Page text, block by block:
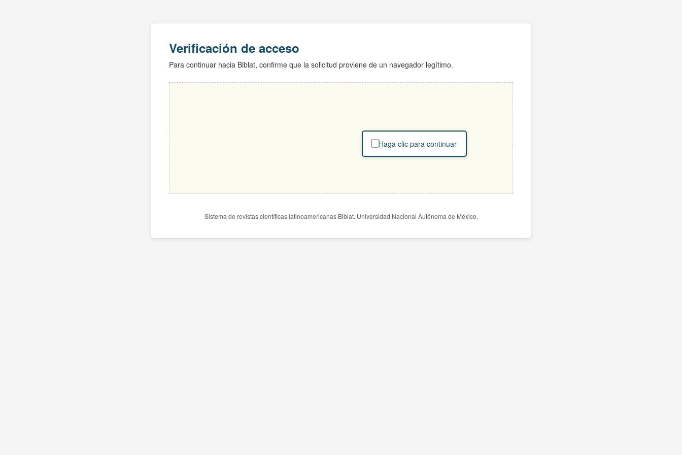
Verificación de acceso
Para continuar hacia Biblat, confirme que la solicitud proviene de un navegador legítimo.
Haga clic para continuar
Sistema de revistas científicas latinoamericanas Biblat. Universidad Nacional Autónoma de México.